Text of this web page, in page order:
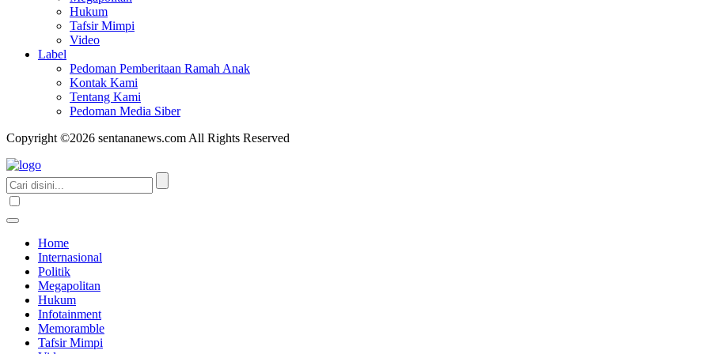
Hukum
Tafsir Mimpi
Video
Label
Pedoman Pemberitaan Ramah Anak
Kontak Kami
Tentang Kami
Pedoman Media Siber
Copyright ©2026 sentananews.com All Rights Reserved
Home
Internasional
Politik
Megapolitan
Hukum
Infotainment
Memoramble
Tafsir Mimpi